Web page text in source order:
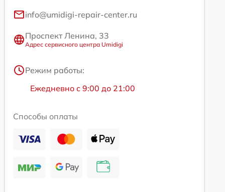
info@umidigi-repair-center.ru
Проспект Ленина, 33
Адрес сервисного центра Umidigi
Режим работы:
Ежедневно с 9:00 до 21:00
Способы оплаты